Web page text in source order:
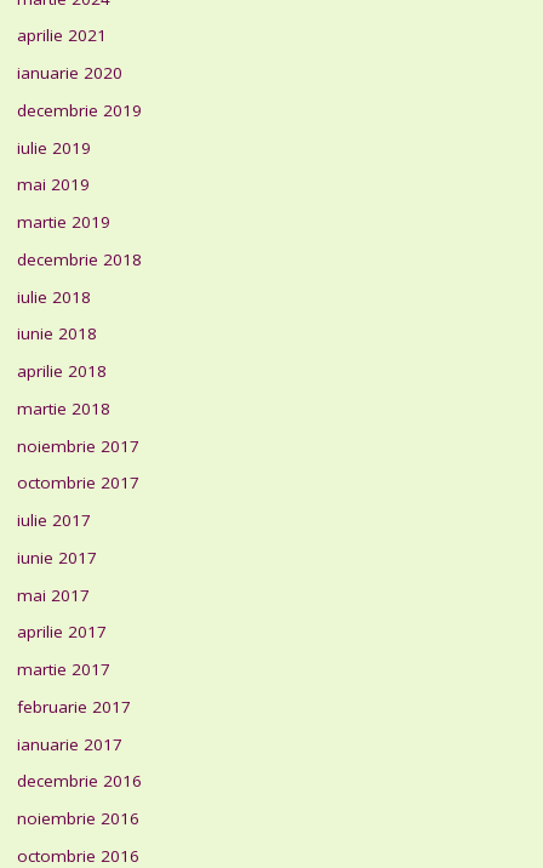
aprilie 2021
ianuarie 2020
decembrie 2019
iulie 2019
mai 2019
martie 2019
decembrie 2018
iulie 2018
iunie 2018
aprilie 2018
martie 2018
noiembrie 2017
octombrie 2017
iulie 2017
iunie 2017
mai 2017
aprilie 2017
martie 2017
februarie 2017
ianuarie 2017
decembrie 2016
noiembrie 2016
octombrie 2016